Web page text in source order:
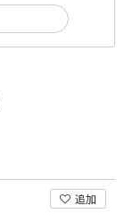
追加